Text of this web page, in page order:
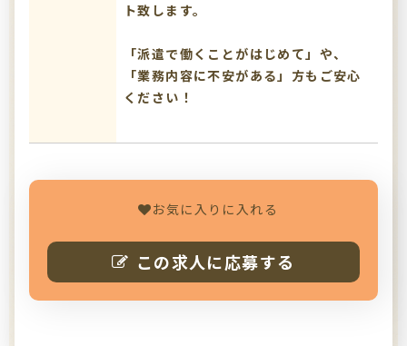
ト致します。
「派遣で働くことがはじめて」や、
「業務内容に不安がある」方もご安心
ください！
お気に入りに入れる
この求人に応募する